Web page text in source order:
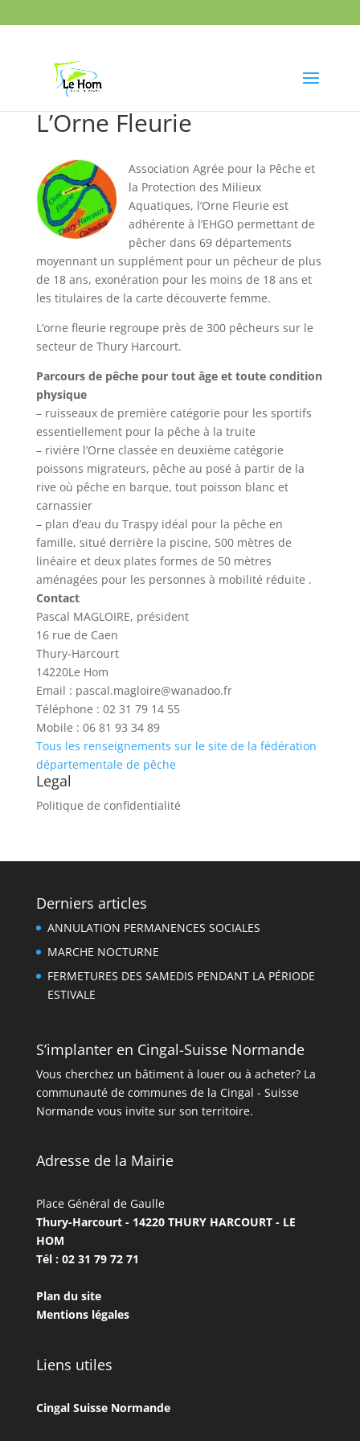
L’Orne Fleurie
Association Agrée pour la Pêche et
la Protection des Milieux
Aquatiques, l’Orne Fleurie est
adhérente à l’EHGO permettant de
pêcher dans 69 départements
moyennant un supplément pour un pêcheur de plus
de 18 ans, exonération pour les moins de 18 ans et
les titulaires de la carte découverte femme.
L’orne fleurie regroupe près de 300 pêcheurs sur le
secteur de Thury Harcourt.
Parcours de pêche pour tout âge et toute condition
physique
– ruisseaux de première catégorie pour les sportifs
essentiellement pour la pêche à la truite
– rivière l’Orne classée en deuxième catégorie
poissons migrateurs, pêche au posé à partir de la
rive où pêche en barque, tout poisson blanc et
carnassier
– plan d’eau du Traspy idéal pour la pêche en
famille, situé derrière la piscine, 500 mètres de
linéaire et deux plates formes de 50 mètres
aménagées pour les personnes à mobilité réduite .
Contact
Pascal MAGLOIRE, président
16 rue de Caen
Thury-Harcourt
14220Le Hom
Email : pascal.magloire@wanadoo.fr
Téléphone : 02 31 79 14 55
Mobile : 06 81 93 34 89
Tous les renseignements sur le site de la fédération
départementale de pêche
Legal
Politique de confidentialité
Derniers articles
ANNULATION PERMANENCES SOCIALES
MARCHE NOCTURNE
FERMETURES DES SAMEDIS PENDANT LA PÉRIODE
ESTIVALE
S’implanter en Cingal-Suisse Normande
Vous cherchez un bâtiment à louer ou à acheter? La
communauté de communes de la Cingal - Suisse
Normande vous invite sur son territoire.
Adresse de la Mairie
Place Général de Gaulle
Thury-Harcourt - 14220 THURY HARCOURT - LE
HOM
Tél : 02 31 79 72 71
Plan du site
Mentions légales
Liens utiles
Cingal Suisse Normande